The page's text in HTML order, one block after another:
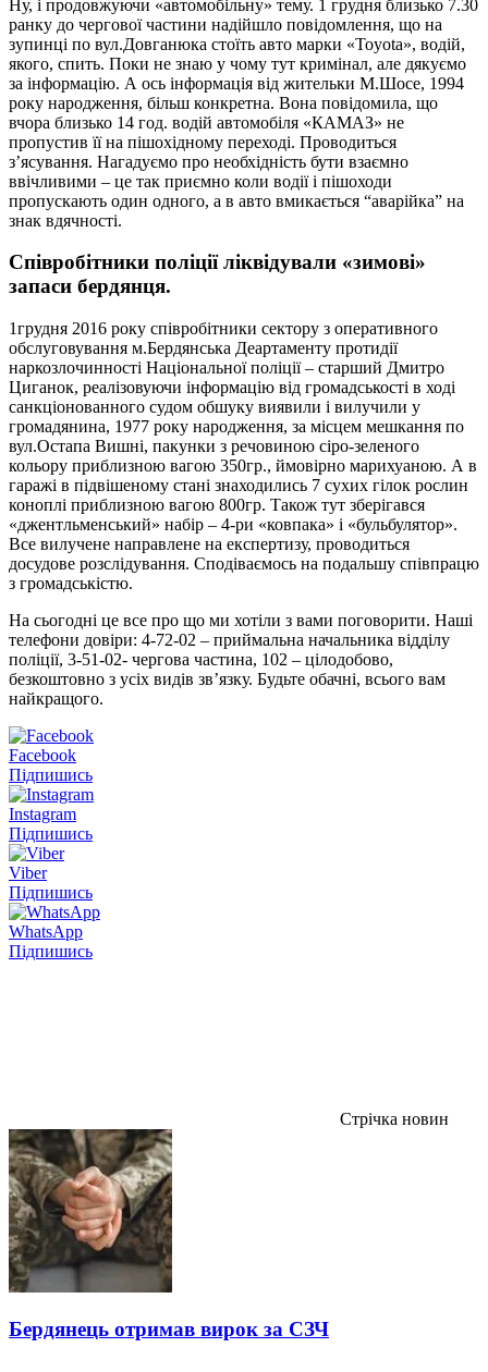
Ну, і продовжуючи «автомобільну» тему. 1 грудня близько 7.30
ранку до чергової частини надійшло повідомлення, що на
зупинці по вул.Довганюка стоїть авто марки «Toyota», водій,
якого, спить. Поки не знаю у чому тут кримінал, але дякуємо
за інформацію. А ось інформація від жительки М.Шосе, 1994
року народження, більш конкретна. Вона повідомила, що
вчора близько 14 год. водій автомобіля «КАМАЗ» не
пропустив її на пішохідному переході. Проводиться
з’ясування. Нагадуємо про необхідність бути взаємно
ввічливими – це так приємно коли водії і пішоходи
пропускають один одного, а в авто вмикається “аварійка” на
знак вдячності.
Співробітники поліції ліквідували «зимові»
запаси бердянця.
1грудня 2016 року співробітники сектору з оперативного
обслуговування м.Бердянська Деартаменту протидії
наркозлочинності Національної поліції – старший Дмитро
Циганок, реалізовуючи інформацію від громадськості в ході
санкціонованного судом обшуку виявили і вилучили у
громадянина, 1977 року народження, за місцем мешкання по
вул.Остапа Вишні, пакунки з речовиною сіро-зеленого
кольору приблизною вагою 350гр., ймовірно марихуаною. А в
гаражі в підвішеному стані знаходились 7 сухих гілок рослин
коноплі приблизною вагою 800гр. Також тут зберігався
«джентльменський» набір – 4-ри «ковпака» і «бульбулятор».
Все вилучене направлене на експертизу, проводиться
досудове розслідування. Сподіваємось на подальшу співпрацю
з громадськістю.
На сьогодні це все про що ми хотіли з вами поговорити. Наші
телефони довіри: 4-72-02 – приймальна начальника відділу
поліції, 3-51-02- чергова частина, 102 – цілодобово,
безкоштовно з усіх видів зв’язку. Будьте обачні, всього вам
найкращого.
Facebook
Підпишись
Instagram
Підпишись
Viber
Підпишись
WhatsApp
Підпишись
Стрічка новин
Бердянець отримав вирок за СЗЧ